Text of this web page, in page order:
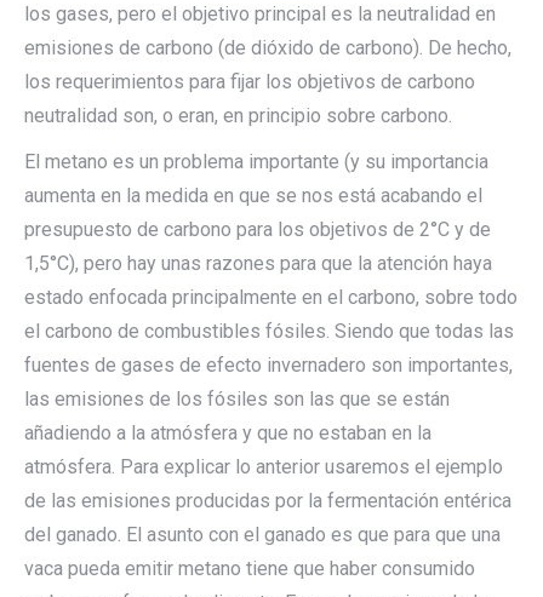
los gases, pero el objetivo principal es la neutralidad en
emisiones de carbono (de dióxido de carbono). De hecho,
los requerimientos para fijar los objetivos de carbono
neutralidad son, o eran, en principio sobre carbono.
El metano es un problema importante (y su importancia
aumenta en la medida en que se nos está acabando el
presupuesto de carbono para los objetivos de 2°C y de
1,5°C), pero hay unas razones para que la atención haya
estado enfocada principalmente en el carbono, sobre todo
el carbono de combustibles fósiles. Siendo que todas las
fuentes de gases de efecto invernadero son importantes,
las emisiones de los fósiles son las que se están
añadiendo a la atmósfera y que no estaban en la
atmósfera. Para explicar lo anterior usaremos el ejemplo
de las emisiones producidas por la fermentación entérica
del ganado. El asunto con el ganado es que para que una
vaca pueda emitir metano tiene que haber consumido